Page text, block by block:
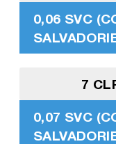
0,06 SVC
7
0,07 SVC